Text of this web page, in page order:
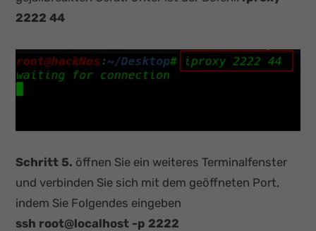
2222 44
Schritt 5. öffnen Sie ein weiteres Terminalfenster
und verbinden Sie sich mit dem geöffneten Port,
indem Sie Folgendes eingeben
ssh root@localhost -p 2222